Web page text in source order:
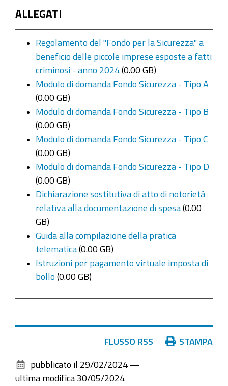
ALLEGATI
Regolamento del "Fondo per la Sicurezza" a
beneficio delle piccole imprese esposte a fatti
criminosi - anno 2024 (0.00 GB)
Modulo di domanda Fondo Sicurezza - Tipo A
(0.00 GB)
Modulo di domanda Fondo Sicurezza - Tipo B
(0.00 GB)
Modulo di domanda Fondo Sicurezza - Tipo C
(0.00 GB)
Modulo di domanda Fondo Sicurezza - Tipo D
(0.00 GB)
Dichiarazione sostitutiva di atto di notorietà
relativa alla documentazione di spesa (0.00
GB)
Guida alla compilazione della pratica
telematica (0.00 GB)
Istruzioni per pagamento virtuale imposta di
bollo (0.00 GB)
documento
FLUSSO RSS STAMPA
pubblicato il 29/02/2024 —
ultima modifica 30/05/2024